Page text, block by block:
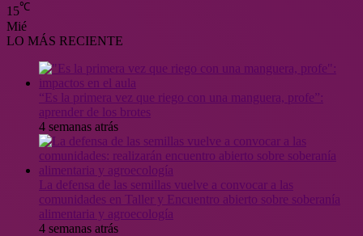
15℃
Mié
LO MÁS RECIENTE
“Es la primera vez que riego con una manguera, profe”:
aprender de los brotes
4 semanas atrás
La defensa de las semillas vuelve a convocar a las
comunidades en Taller y Encuentro abierto sobre soberanía
alimentaria y agroecología
4 semanas atrás